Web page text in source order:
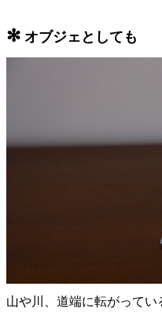
✻ オブジェとしても
山や川、道端に転がってい